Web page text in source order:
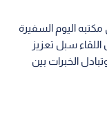
مكتبه اليوم السفيرة
اللقاء سبل تعزيز
الخبرات بين